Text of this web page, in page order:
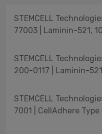
STEMCELL
77003 | Laminin-521,
STEMCELL
200-0117 | Laminin-
STEMCELL
7001 | CellAdhere